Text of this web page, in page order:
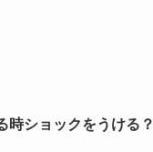
時ショックをうける？